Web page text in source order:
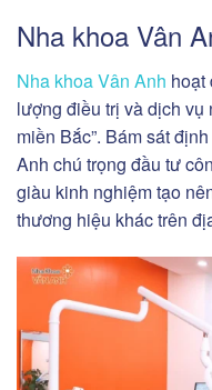
Nha khoa Vân
Nha khoa Vân Anh hoạt
lượng điều trị và dịch
miền Bắc”. Bám sát
Anh chú trọng đầu tư
giàu kinh nghiệm tạo
thương hiệu khác trên